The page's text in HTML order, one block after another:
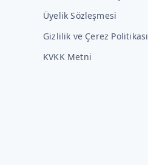
Üyelik Sözleşmesi
Gizlilik ve Çerez Politikası
KVKK Metni